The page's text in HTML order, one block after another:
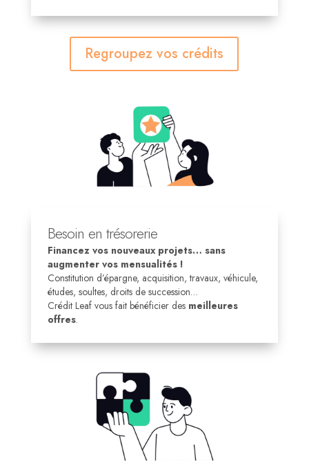
Regroupez vos crédits
Besoin en trésorerie
Financez vos nouveaux projets… sans
augmenter vos mensualités !
Constitution d’épargne, acquisition, travaux, véhicule,
études, soultes, droits de succession…
Crédit Leaf vous fait bénéficier des meilleures
offres.